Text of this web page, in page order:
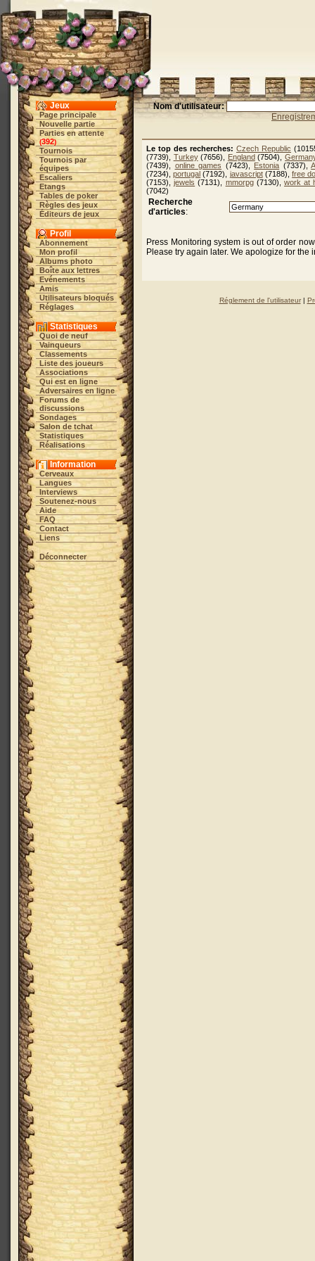
Jeux
Page principale
Nouvelle partie
Parties en attente
(392)
Tournois
Tournois par
équipes
Escaliers
Etangs
Tables de poker
Règles des jeux
Éditeurs de jeux
Profil
Abonnement
Mon profil
Albums photo
Boîte aux lettres
Evénements
Amis
Utilisateurs bloqués
Réglages
Statistiques
Quoi de neuf
Vainqueurs
Classements
Liste des joueurs
Associations
Qui est en ligne
Adversaires en ligne
Forums de
discussions
Sondages
Salon de tchat
Statistiques
Réalisations
Information
Cerveaux
Langues
Interviews
Soutenez-nous
Aide
FAQ
Contact
Liens
Déconnecter
Nom d'utilisateur:
Le top des recherches: Czech Republic
(7739), Turkey(7656), England(7504),
(7439), online games (7423), Estonia (7337),
(7234),portugal (7192), javascript(7188),free
(7153),jewels (7131), mmorpg(7130),work at
(7042)
Recherche
d'articles:
Press Monitoring system is out of order
Please try again later. We apologize for the
Réglement de l'utilisateur|